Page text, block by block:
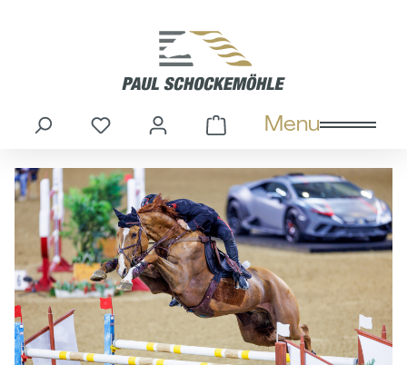
Menu
You have 0 wishlist items
Shopping cart